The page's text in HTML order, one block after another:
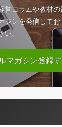
営コラムや教材
ジンを発信してお
い。
マガジン登録